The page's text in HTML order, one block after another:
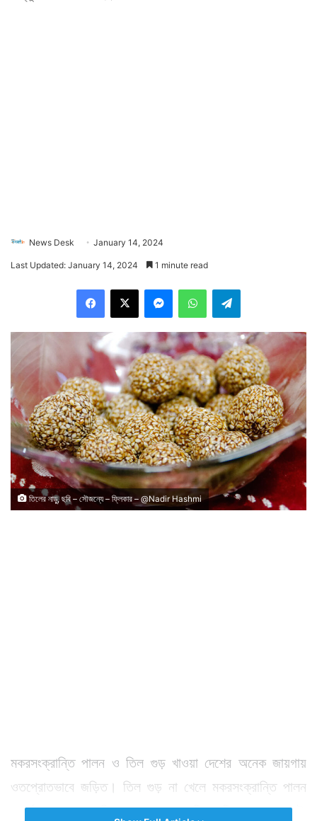
News Desk January 14, 2024
Last Updated: January 14, 2024 1 minute read
তিলের নাড়ু, ছবি – সৌজন্যে – ফ্লিকার – @Nadir Hashmi
মকরসংক্রান্তি পালন ও তিল গুড় খাওয়া দেশের অনেক জায়গায়
ওতপ্রোতভাবে জড়িত। তিল গুড় না খেলে মকরসংক্রান্তি পালন
অপূর্ণ থেকে যায়। তিল গুড় মকরসংক্রান্তির দিন খাওয়ার একটা